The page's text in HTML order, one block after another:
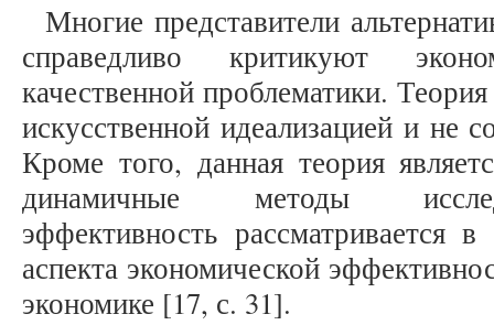
Многие представители
справедливо критикуют
качественной проблематики.
искусственной идеализацией и не
Кроме того, данная теория
динамичные методы
эффективность рассматривается
аспекта экономической
экономике [17, с. 31].